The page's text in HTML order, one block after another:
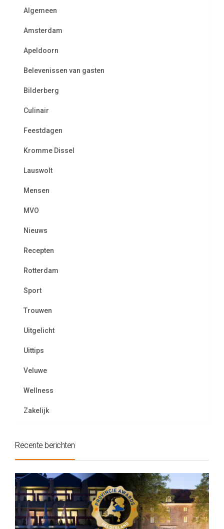
Algemeen
Amsterdam
Apeldoorn
Belevenissen van gasten
Bilderberg
Culinair
Feestdagen
Kromme Dissel
Lauswolt
Mensen
MVO
Nieuws
Recepten
Rotterdam
Sport
Trouwen
Uitgelicht
Uittips
Veluwe
Wellness
Zakelijk
Recente berichten